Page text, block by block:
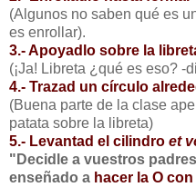
(Algunos no saben qué es
es enrollar).
3.- Apoyadlo sobre la
(¡Ja! Libreta ¿qué es eso? -
4.- Trazad un círculo
(Buena parte de la clase
patata sobre la libreta)
5.- Levantad el cilindro et
"Decidle a vuestros
enseñado a hacer la O